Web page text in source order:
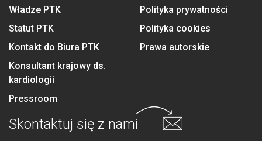
Władze PTK
Statut PTK
Kontakt do Biura PTK
Konsultant krajowy ds.
kardiologii
Pressroom
Polityka prywatności
Polityka cookies
Prawa autorskie
Skontaktuj się z nami